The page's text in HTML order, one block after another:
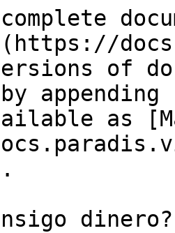
of
as
dinero?